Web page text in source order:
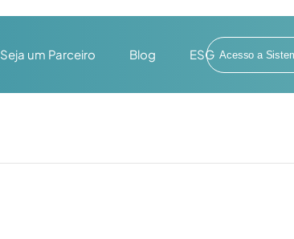
Seja um Parceiro Blog ESG Acesso a